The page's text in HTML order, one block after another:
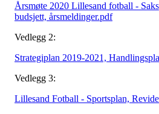
Årsmøte 2020 Lillesand fotball -
budsjett, årsmeldinger.pdf
Vedlegg 2:
Strategiplan 2019-2021,
Vedlegg 3:
Lillesand Fotball - Sportsplan,